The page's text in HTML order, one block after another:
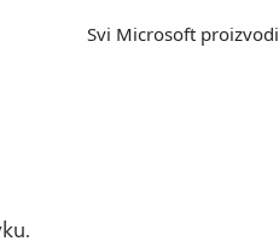
Svi Microsoft proizvodi